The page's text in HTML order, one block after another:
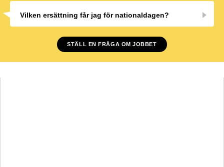
Vilken ersättning får jag för nationaldagen?
STÄLL EN FRÅGA OM JOBBET